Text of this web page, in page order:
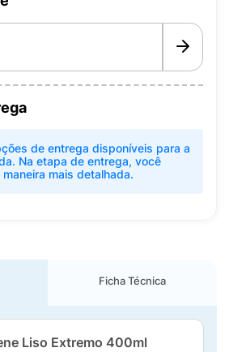
de entrega disponíveis para a
Na etapa de entrega, você
mais detalhada.
Ficha Técnica
Liso Extremo 400ml